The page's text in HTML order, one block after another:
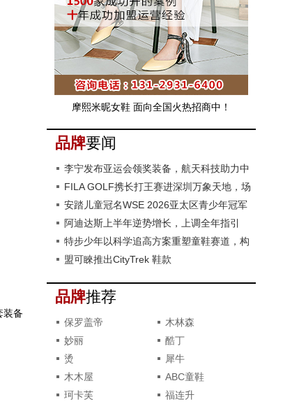
装备
摩熙米昵女鞋 面向全国火热招商中！
品牌要闻
李宁发布亚运会领奖装备，航天科技助力中
国代表团
FILA GOLF携长打王赛进深圳万象天地，场
景破圈新玩法
安踏儿童冠名WSE 2026亚太区青少年冠军
赛
阿迪达斯上半年逆势增长，上调全年指引
特步少年以科学追高方案重塑童鞋赛道，构
建成长系统生态
盟可睞推出CityTrek 鞋款
品牌推荐
保罗盖帝
木林森
妙丽
酷丁
烫
犀牛
木木屋
ABC童鞋
珂卡芙
福连升